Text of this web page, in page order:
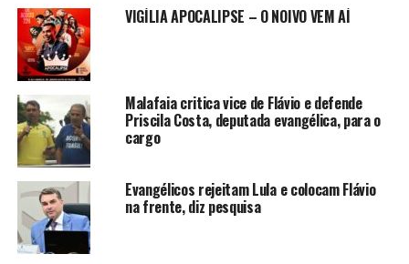
VIGÍLIA APOCALIPSE – O NOIVO VEM AÍ
Malafaia critica vice de Flávio e defende
Priscila Costa, deputada evangélica, para o
cargo
Evangélicos rejeitam Lula e colocam Flávio
na frente, diz pesquisa